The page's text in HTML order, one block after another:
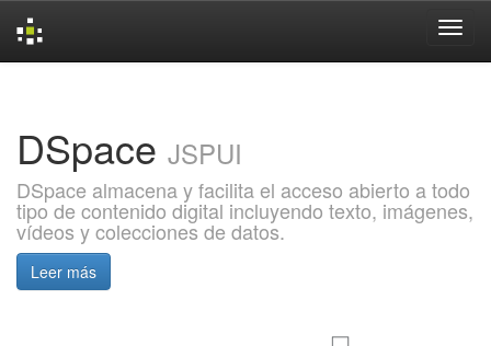
DSpace JSPUI
DSpace almacena y facilita el acceso abierto a todo
tipo de contenido digital incluyendo texto, imágenes,
vídeos y colecciones de datos.
Leer más